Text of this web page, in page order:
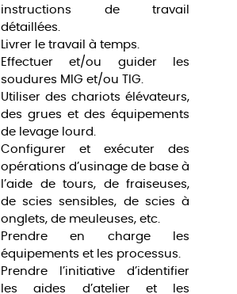
instructions de travail
détaillées.
Livrer le travail à temps.
Effectuer et/ou guider les
soudures MIG et/ou TIG.
Utiliser des chariots élévateurs,
des grues et des équipements
de levage lourd.
Configurer et exécuter des
opérations d’usinage de base à
l’aide de tours, de fraiseuses,
de scies sensibles, de scies à
onglets, de meuleuses, etc.
Prendre en charge les
équipements et les processus.
Prendre l’initiative d’identifier
les aides d’atelier et les